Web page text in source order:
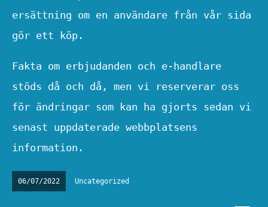
ersättning om en användare från vår sida
gör ett köp.
Fakta om erbjudanden och e-handlare
stöds då och då, men vi reserverar oss
för ändringar som kan ha gjorts sedan vi
senast uppdaterade webbplatsens
information.
06/07/2022 Uncategorized